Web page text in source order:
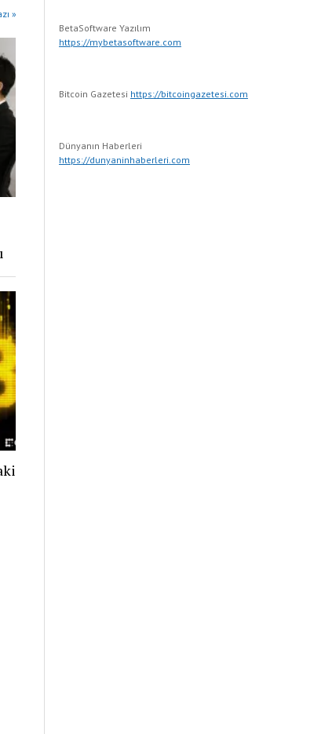
»
BetaSoftware Yazılım
https://mybetasoftware.com
Bitcoin Gazetesi https://bitcoingazetesi.com
Dünyanın Haberleri
https://dunyaninhaberleri.com